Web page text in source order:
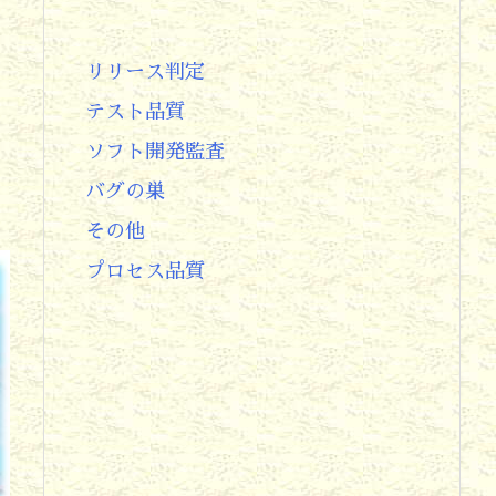
リリース判定
テスト品質
ソフト開発監査
バグの巣
その他
プロセス品質